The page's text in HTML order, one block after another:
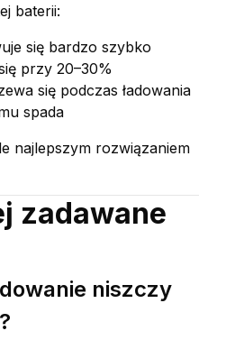
baterii:
się bardzo szybko
przy 20–30%
się podczas ładowania
spada
najlepszym rozwiązaniem
zadawane
niszczy